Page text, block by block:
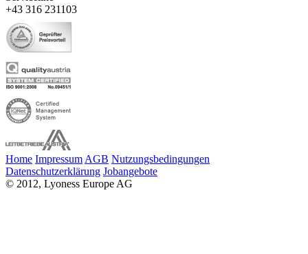
+43 316 231103
Home Impressum AGB Nutzungsbedingungen
Datenschutzerklärung Jobangebote
© 2012, Lyoness Europe AG